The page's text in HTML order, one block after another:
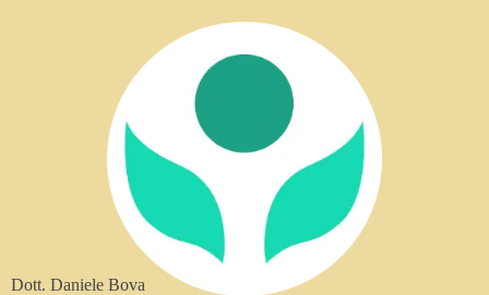
Dott. Daniele Bova